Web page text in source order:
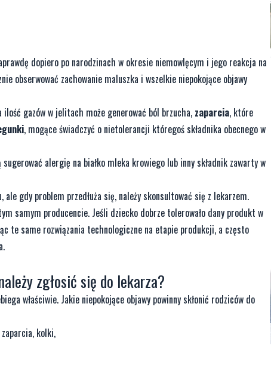
dopiero po narodzinach w okresie niemowlęcym i jego reakcja na
obserwować zachowanie maluszka i wszelkie niepokojące objawy
ilość gazów w jelitach może generować ból brzucha, zaparcia, które
, mogące świadczyć o nietolerancji któregoś składnika obecnego w
alergię na białko mleka krowiego lub inny składnik zawarty w
gdy problem przedłuża się, należy skonsultować się z lekarzem.
samym producencie. Jeśli dziecko dobrze tolerowało dany produkt w
te same rozwiązania technologiczne na etapie produkcji, a często
zgłosić się do lekarza?
właściwie. Jakie niepokojące objawy powinny skłonić rodziców do
kolki,